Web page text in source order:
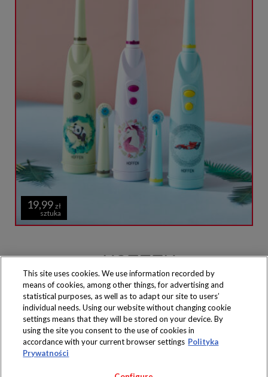
19,99 zł
sztuka
Produkty dostępne
wyłącznie w sklepach
Copyright 2019 Jeronimo Martins Polska S.A.
This site uses cookies. We use information recorded by
means of cookies, among other things, for advertising and
statistical purposes, as well as to adapt our site to users’
individual needs. Using our website without changing cookie
settings means that they will be stored on your device. By
using the site you consent to the use of cookies in
accordance with your current browser settings Polityka
Prywatności